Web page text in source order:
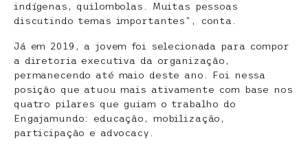
indígenas, quilombolas. Muitas pessoas
discutindo temas importantes”, conta.
Já em 2019, a jovem foi selecionada para compor
a diretoria executiva da organização,
permanecendo até maio deste ano. Foi nessa
posição que atuou mais ativamente com base nos
quatro pilares que guiam o trabalho do
Engajamundo: educação, mobilização,
participação e advocacy.